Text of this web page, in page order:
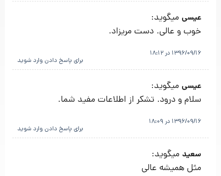
عیسی میگوید:
خوب و عالی. دست مریزاد.
1396/09/16 در 18:12
برای پاسخ دادن وارد شوید
عیسی میگوید:
سلام و درود. تشکر از اطلاعات مفید شما.
1396/09/16 در 18:09
برای پاسخ دادن وارد شوید
سعید میگوید:
مثل همیشه عالی